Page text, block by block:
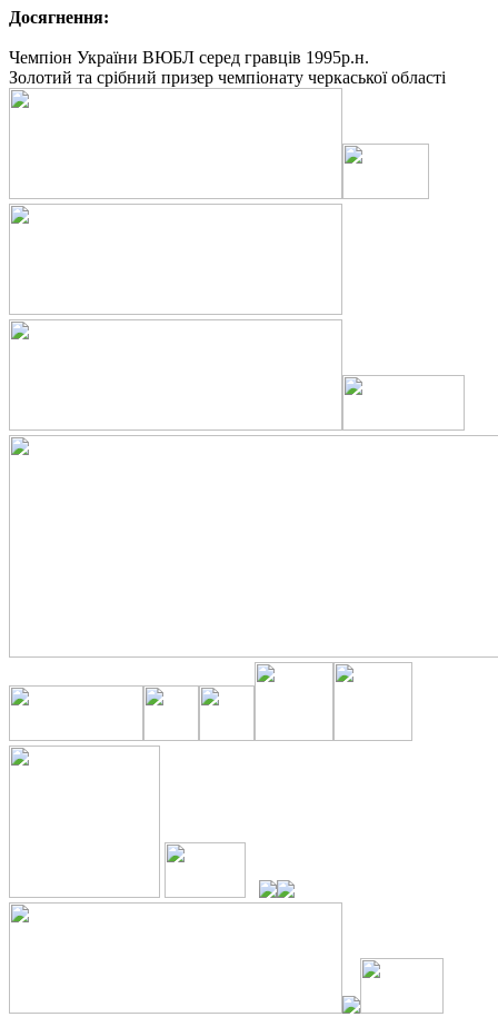
Досягнення:
Чемпіон України ВЮБЛ серед гравців 1995р.н.
Золотий та срібний призер чемпіонату черкаської області